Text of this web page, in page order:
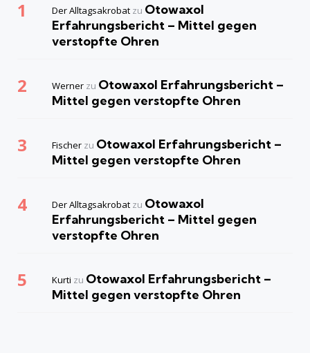
Der Alltagsakrobat zu Otowaxol
Erfahrungsbericht – Mittel gegen
verstopfte Ohren
Werner zu Otowaxol Erfahrungsbericht –
Mittel gegen verstopfte Ohren
Fischer zu Otowaxol Erfahrungsbericht –
Mittel gegen verstopfte Ohren
Der Alltagsakrobat zu Otowaxol
Erfahrungsbericht – Mittel gegen
verstopfte Ohren
Kurti zu Otowaxol Erfahrungsbericht –
Mittel gegen verstopfte Ohren